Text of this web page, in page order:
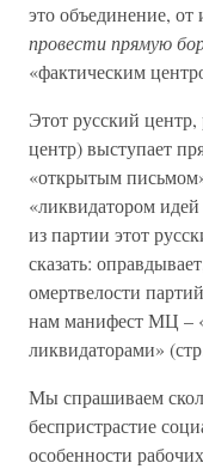
это объединение, от
провести прямую
«фактическим
Этот русский центр,
центр) выступает
«открытым
«ликвидатором
из партии этот
сказать:
омертвелости
нам манифест МЦ –
ликвидаторами»
Мы спрашиваем
беспристрастие
особенности